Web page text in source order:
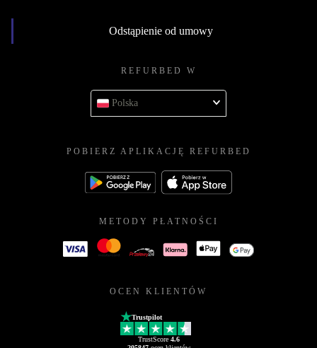
Odstąpienie od umowy
REFURBED W
Polska
POBIERZ APLIKACJĘ REFURBED
METODY PŁATNOŚCI
OCEN KLIENTÓW
Trustpilot
TrustScore 4.6